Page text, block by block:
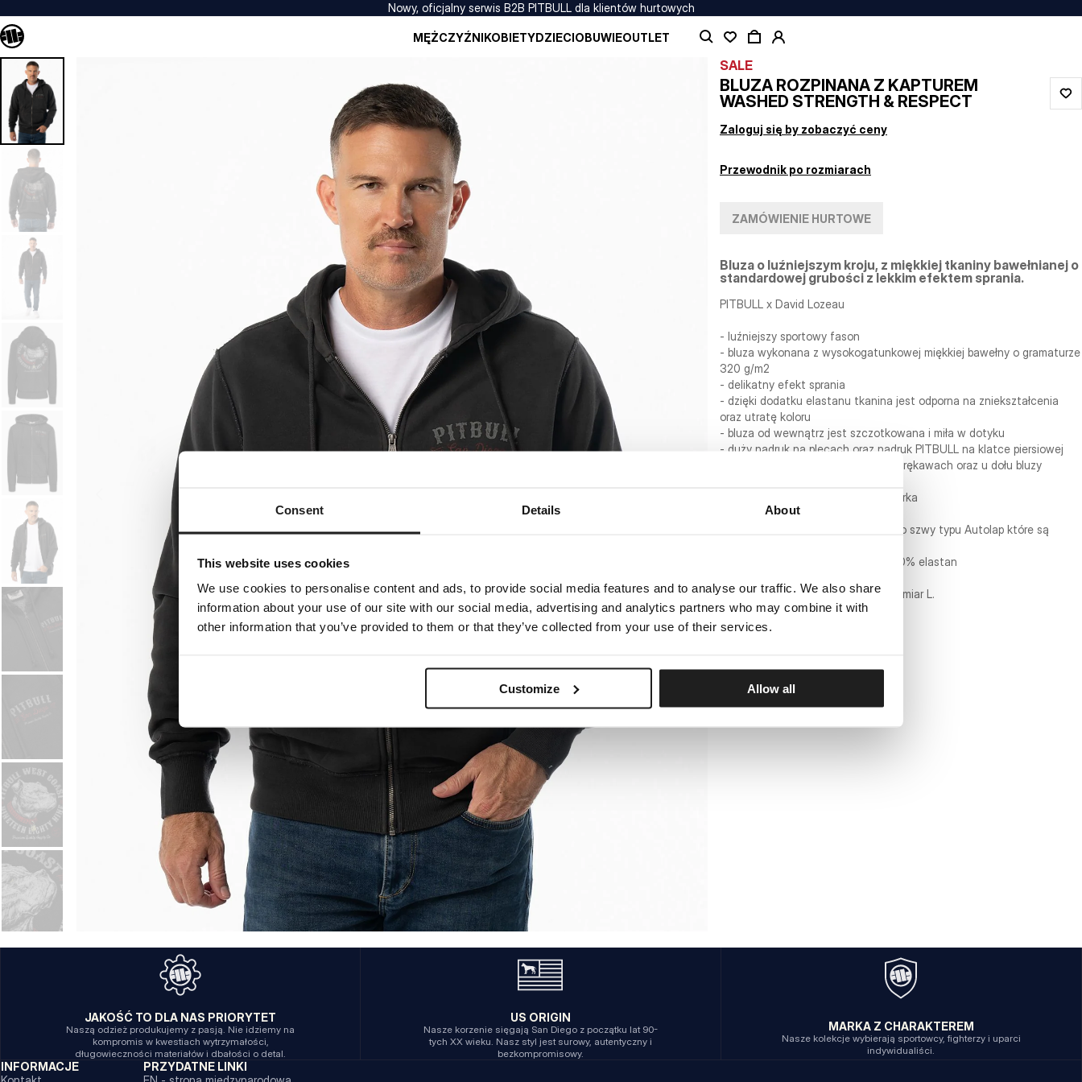
Consent Details About
This website uses cookies
We use cookies to personalise content and ads, to provide social media features and to analyse our traffic. We also share
information about your use of our site with our social media, advertising and analytics partners who may combine it with
other information that you’ve provided to them or that they’ve collected from your use of their services.
Customize Allow all
Nowy, oficjalny serwis B2B PITBULL dla klientów hurtowych
MĘŻCZYŹNIKOBIETYDZIECIOBUWIEOUTLET
SALE
BLUZA ROZPINANA Z KAPTUREM
WASHED STRENGTH & RESPECT
Zaloguj się by zobaczyć ceny
Przewodnik po rozmiarach
ZAMÓWIENIE HURTOWE
Bluza o luźniejszym kroju, z miękkiej tkaniny bawełnianej o
standardowej grubości z lekkim efektem sprania.
PITBULL x David Lozeau
- luźniejszy sportowy fason
- bluza wykonana z wysokogatunkowej miękkiej bawełny o gramaturze
320 g/m2
- delikatny efekt sprania
- dzięki dodatku elastanu tkanina jest odporna na zniekształcenia
oraz utratę koloru
- bluza od wewnątrz jest szczotkowana i miła w dotyku
- duży nadruk na plecach oraz nadruk PITBULL na klatce piersiowej
- szerokie żebrowane ściągacze na rękawach oraz u dołu bluzy
- regulacja kaptura za pomocą sznurka
- metalowy zamek
- do połączenia tkanin zastosowano szwy typu Autolap które są
- skład materiału: 70% bawełna / 30% elastan
Model ma 188 cm wzrostu i nosi rozmiar L.
JAKOŚĆ TO DLA NAS PRIORYTET
Naszą odzież produkujemy z pasją. Nie idziemy na
kompromis w kwestiach wytrzymałości,
długowieczności materiałów i dbałości o detal.
US ORIGIN
Nasze korzenie sięgają San Diego z początku lat 90-
tych XX wieku. Nasz styl jest surowy, autentyczny i
bezkompromisowy.
MARKA Z CHARAKTEREM
Nasze kolekcje wybierają sportowcy, fighterzy i uparci
indywidualiści.
INFORMACJE
PRZYDATNE LINKI